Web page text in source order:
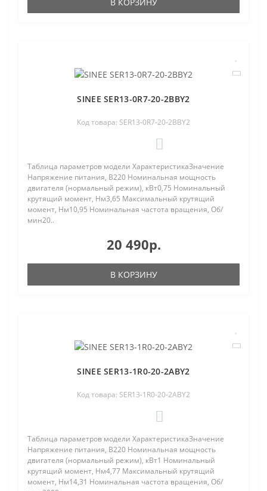
SINEE SER13-0R7-20-2BBY2
Код товара: SER13-0R7-20-2BBY2
Таблица параметров модели ХарактеристикаЗначение
Напряжение питания, В220 Номинальная мощность
двигателя (нормальный режим), кВт0,75 Номинальный
крутящий момент, Нм3,65 Максимальный крутящий
момент, Нм10,95 Номинальная частота вращения, Об/
мин20..
20 490р.
В КОРЗИНУ
SINEE SER13-1R0-20-2ABY2
Код товара: SER13-1R0-20-2ABY2
Таблица параметров модели ХарактеристикаЗначение
Напряжение питания, В220 Номинальная мощность
двигателя (нормальный режим), кВт1 Номинальный
крутящий момент, Нм4,77 Максимальный крутящий
момент, Нм14,31 Номинальная частота вращения, Об/